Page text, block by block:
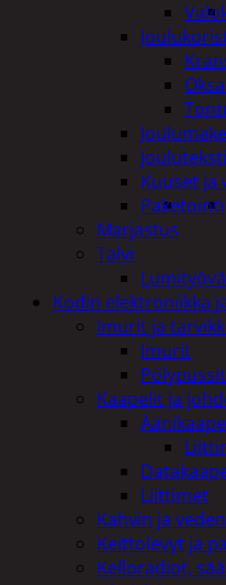
Kuuset ja
Paketointi
Marjastus
Talvi
Kodin elektroniikka
Imurit ja
Imurit
Pölypussit
Kaapelit ja
Liittimet
Kahvin ja
Keittolevyt ja
Kelloradiot,